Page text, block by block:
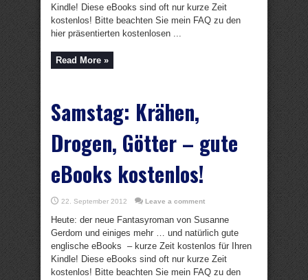
Kindle! Diese eBooks sind oft nur kurze Zeit
kostenlos! Bitte beachten Sie mein FAQ zu den
hier präsentierten kostenlosen ...
Read More »
Samstag: Krähen,
Drogen, Götter – gute
eBooks kostenlos!
22. September 2012 Leave a comment
Heute: der neue Fantasyroman von Susanne
Gerdom und einiges mehr … und natürlich gute
englische eBooks – kurze Zeit kostenlos für Ihren
Kindle! Diese eBooks sind oft nur kurze Zeit
kostenlos! Bitte beachten Sie mein FAQ zu den